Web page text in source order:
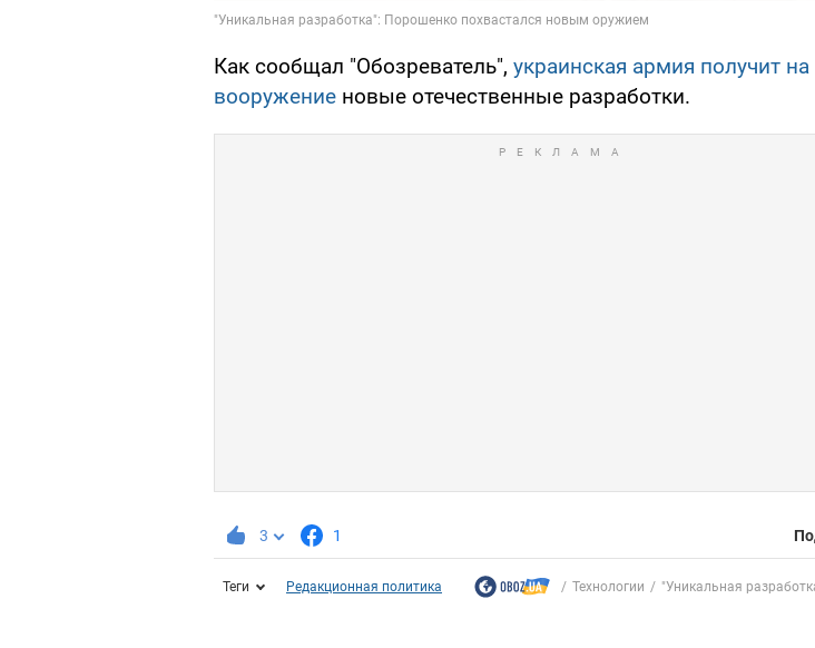
Как сообщал "Обозреватель", украинская армия получит на
вооружение новые отечественные разработки.
3 1
Теги Редакционная политика Технологии "Уникальная